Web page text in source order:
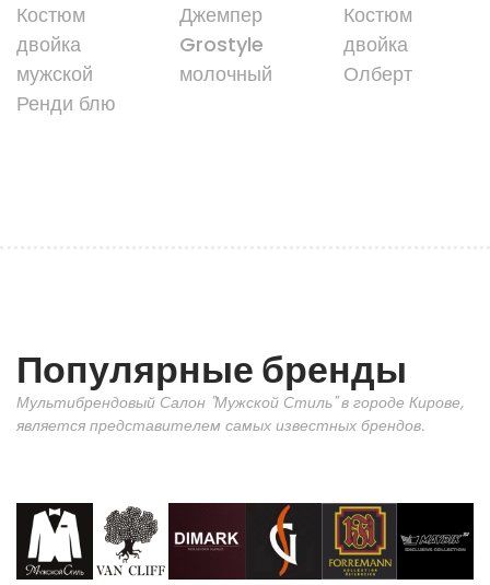
Костюм
двойка
мужской
Ренди блю
Джемпер
Grostyle
молочный
Костюм
двойка
Олберт
Популярные бренды
Мультибрендовый Салон "Мужской Стиль" в городе Кирове,
является представителем самых известных брендов.